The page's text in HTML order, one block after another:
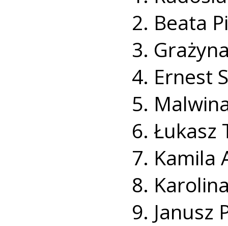
Beata
Ernest
Łukasz
Kamila
Janusz